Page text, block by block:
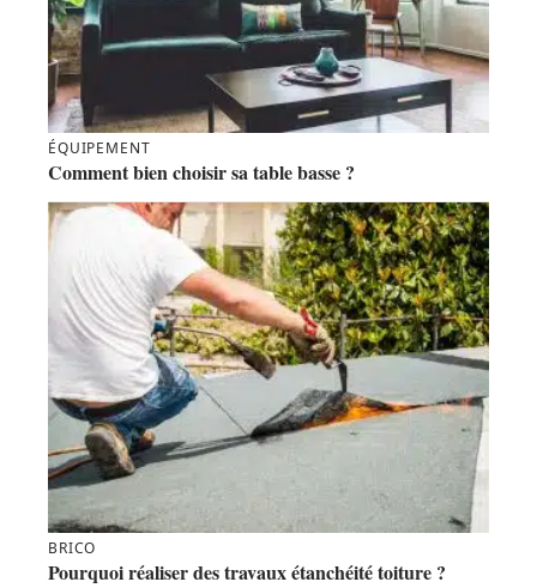
ÉQUIPEMENT
Comment bien choisir sa table basse ?
BRICO
Pourquoi réaliser des travaux étanchéité toiture ?